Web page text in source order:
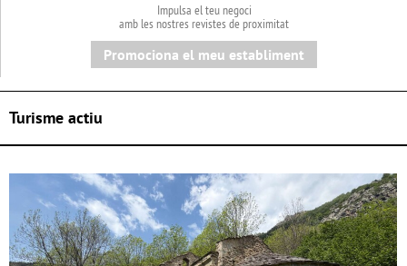
Impulsa el teu negoci
amb les nostres revistes de proximitat
Promociona el meu establiment
Turisme actiu